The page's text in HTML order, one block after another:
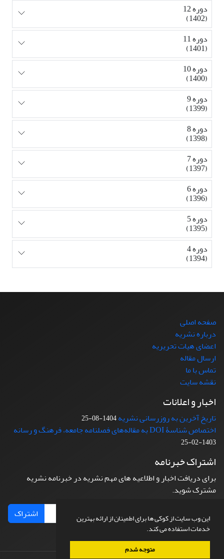
این وب سایت از کوکی ها برای اطمینان از ارائه بهترین
خدمات استفاده می کند.
متوجه شدم
دوره 12
(1402)
دوره 11
(1401)
دوره 10
(1400)
دوره 9
(1399)
دوره 8
(1398)
دوره 7
(1397)
دوره 6
(1396)
دوره 5
(1395)
دوره 4
(1394)
صفحه اصلی
درباره نشریه
اعضای هیات تحریریه
ارسال مقاله
تماس با ما
نقشه سایت
اخبار و اعلانات
تاریخ آخرین به روزرسانی نشریه1404-08-25
اختصاص شناسۀ DOI به مقاله‌های فصلنامه جامعه، فرهنگ و رسانه
1403-02-25
اشتراک خبرنامه
برای دریافت اخبار و اطلاعیه های مهم نشریه در خبرنامه نشریه
مشترک شوید.
اشتراک